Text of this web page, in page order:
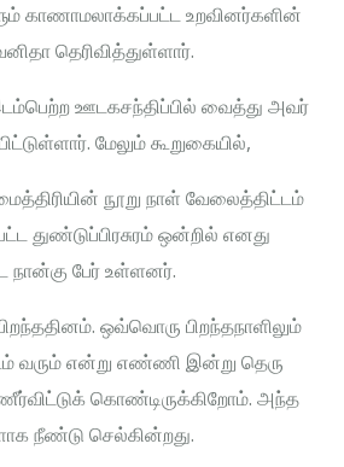
காணாமலாக்கப்பட்ட உறவினர்களின்
தெரிவித்துள்ளார்.
ஊடகசந்திப்பில் வைத்து அவர்
மேலும் கூறுகையில்,
நூறு நாள் வேலைத்திட்டம்
துண்டுப்பிரசுரம் ஒன்றில் எனது
நான்கு பேர் உள்ளனர்.
ஒவ்வொரு பிறந்தநாளிலும்
வரும் என்று எண்ணி இன்று தெரு
கொண்டிருக்கிறோம். அந்த
நீண்டு செல்கின்றது.